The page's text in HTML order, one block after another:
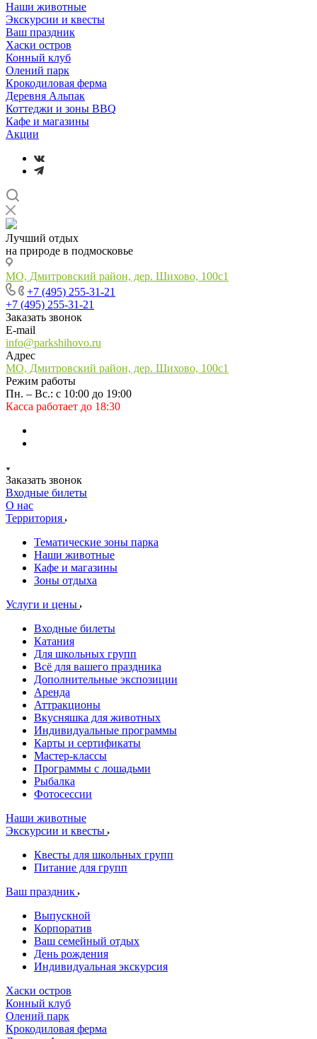
Наши животные
Экскурсии и квесты
Ваш праздник
Хаски остров
Конный клуб
Олений парк
Крокодиловая ферма
Деревня Альпак
Коттеджи и зоны BBQ
Кафе и магазины
Акции
Лучший отдых
на природе в подмосковье
МО, Дмитровский район, дер. Шихово, 100с1
+7 (495) 255-31-21
+7 (495) 255-31-21
Заказать звонок
E-mail
info@parkshihovo.ru
Адрес
МО, Дмитровский район, дер. Шихово, 100с1
Режим работы
Пн. – Вс.: с 10:00 до 19:00
Касса работает до 18:30
Заказать звонок
Входные билеты
О нас
Территория
Тематические зоны парка
Наши животные
Кафе и магазины
Зоны отдыха
Услуги и цены
Входные билеты
Катания
Для школьных групп
Всё для вашего праздника
Дополнительные экспозиции
Аренда
Аттракционы
Вкусняшка для животных
Индивидуальные программы
Карты и сертификаты
Мастер-классы
Программы с лошадьми
Рыбалка
Фотосессии
Наши животные
Экскурсии и квесты
Квесты для школьных групп
Питание для групп
Ваш праздник
Выпускной
Корпоратив
Ваш семейный отдых
День рождения
Индивидуальная экскурсия
Хаски остров
Конный клуб
Олений парк
Крокодиловая ферма